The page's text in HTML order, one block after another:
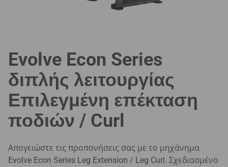
Evolve Econ Series
διπλής λειτουργίας
Επιλεγμένη επέκταση
ποδιών / Curl
Απογειώστε τις προπονήσεις σας με το μηχάνημα
Evolve Econ Series Leg Extension / Leg Curl. Σχεδιασμένο